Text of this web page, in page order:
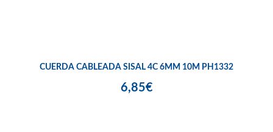
CUERDA CABLEADA SISAL 4C 6MM 10M PH1332
6,85€